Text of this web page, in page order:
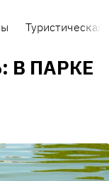
Туристическая
В ПАРКЕ